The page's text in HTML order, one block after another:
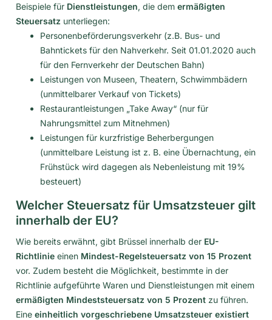
Beispiele für Dienstleistungen, die dem ermäßigten
Steuersatz unterliegen:
Personenbeförderungsverkehr (z.B. Bus- und
Bahntickets für den Nahverkehr. Seit 01.01.2020 auch
für den Fernverkehr der Deutschen Bahn)
Leistungen von Museen, Theatern, Schwimmbädern
(unmittelbarer Verkauf von Tickets)
Restaurantleistungen „Take Away“ (nur für
Nahrungsmittel zum Mitnehmen)
Leistungen für kurzfristige Beherbergungen
(unmittelbare Leistung ist z. B. eine Übernachtung, ein
Frühstück wird dagegen als Nebenleistung mit 19%
besteuert)
Welcher Steuersatz für Umsatzsteuer gilt
innerhalb der EU?
Wie bereits erwähnt, gibt Brüssel innerhalb der EU-
Richtlinie einen Mindest-Regelsteuersatz von 15 Prozent
vor. Zudem besteht die Möglichkeit, bestimmte in der
Richtlinie aufgeführte Waren und Dienstleistungen mit einem
ermäßigten Mindeststeuersatz von 5 Prozent zu führen.
Eine einheitlich vorgeschriebene Umsatzsteuer existiert